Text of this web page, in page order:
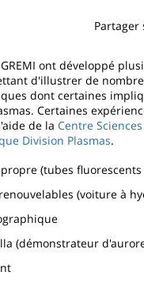
Partager
ont développé
d'illustrer de
dont certaines
Certaines
de la Centre Sciences
Division Plasmas.
(tubes
(voiture à
(démonstrateur